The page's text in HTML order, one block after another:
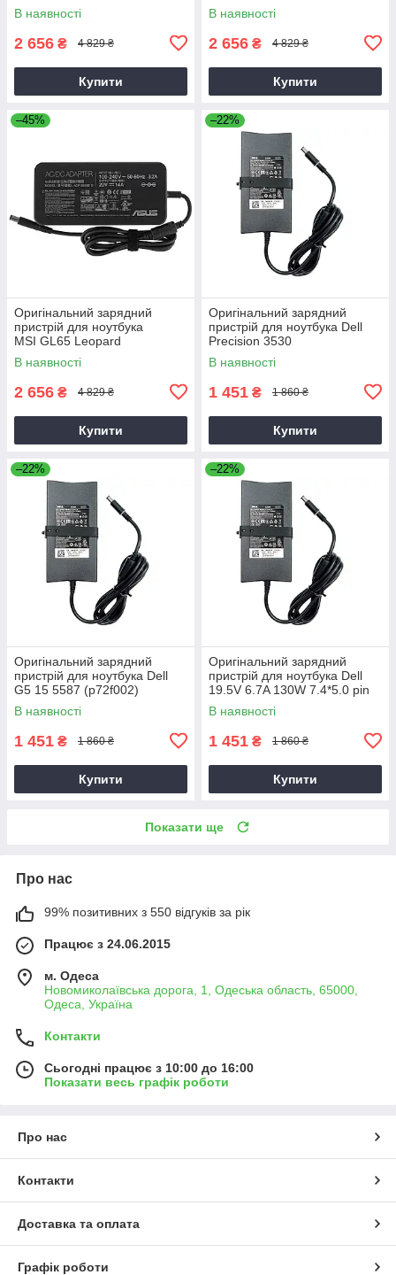
В наявності
2 656 ₴ 4 829 ₴
Купити
В наявності
2 656 ₴ 4 829 ₴
Купити
–45%
Оригінальний зарядний
пристрій для ноутбука
MSI GL65 Leopard
В наявності
2 656 ₴ 4 829 ₴
Купити
–22%
Оригінальний зарядний
пристрій для ноутбука Dell
Precision 3530
В наявності
1 451 ₴ 1 860 ₴
Купити
–22%
Оригінальний зарядний
пристрій для ноутбука Dell
G5 15 5587 (p72f002)
В наявності
1 451 ₴ 1 860 ₴
Купити
–22%
Оригінальний зарядний
пристрій для ноутбука Dell
19.5V 6.7A 130W 7.4*5.0 pin
Slim (PA-4E)
В наявності
1 451 ₴ 1 860 ₴
Купити
Показати ще
Про нас
99% позитивних з 550 відгуків за рік
Працює з 24.06.2015
м. Одеса
Новомиколаївська дорога, 1, Одеська область, 65000,
Одеса, Україна
Контакти
Сьогодні працює з 10:00 до 16:00
Показати весь графік роботи
Про нас
Контакти
Доставка та оплата
Графік роботи